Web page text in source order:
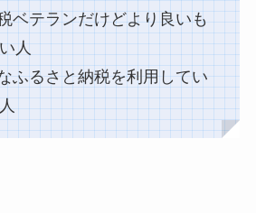
ベテランだけどより良いも
人
ふるさと納税を利用してい